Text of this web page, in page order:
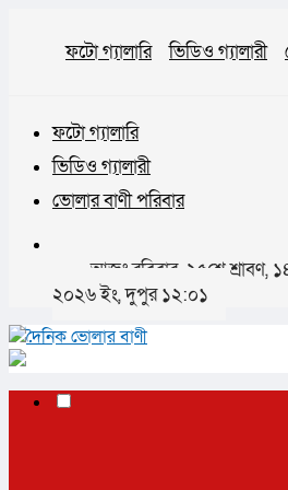
ফটো গ্যালারি ভিডিও গ্যালারী
ফটো গ্যালারি
ভিডিও গ্যালারী
ভোলার বাণী পরিবার
আজঃ রবিবার, ২৫শে শ্রাবণ,
২০২৬ ইং, দুপুর ১২:০১
✕